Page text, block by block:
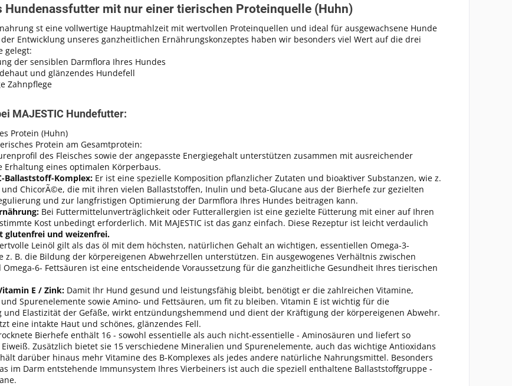
Hundenassfutter mit nur einer tierischen Proteinquelle (Huhn)
st eine vollwertige Hauptmahlzeit mit wertvollen Proteinquellen und ideal für ausgewachsene Hunde
der Entwicklung unseres ganzheitlichen Ernährungskonzeptes haben wir besonders viel Wert auf die drei
gelegt:
der sensiblen Darmflora Ihres Hundes
und glänzendes Hundefell
Zahnpflege
MAJESTIC Hundefutter:
Protein (Huhn)
Protein am Gesamtprotein:
des Fleisches sowie der angepasste Energiegehalt unterstützen zusammen mit ausreichender
Erhaltung eines optimalen Körperbaus.
Ballaststoff-Komplex: Er ist eine spezielle Komposition pflanzlicher Zutaten und bioaktiver Substanzen, wie z.
und ChicorÃ©e, die mit ihren vielen Ballaststoffen, Inulin und beta-Glucane aus der Bierhefe zur gezielten
und zur langfristigen Optimierung der Darmflora Ihres Hundes beitragen kann.
Bei Futtermittelunverträglichkeit oder Futterallergien ist eine gezielte Fütterung mit einer auf Ihren
Kost unbedingt erforderlich. Mit MAJESTIC ist das ganz einfach. Diese Rezeptur ist leicht verdaulich
glutenfrei und weizenfrei.
Leinöl gilt als das öl mit dem höchsten, natürlichen Gehalt an wichtigen, essentiellen Omega-3-
z. B. die Bildung der körpereigenen Abwehrzellen unterstützen. Ein ausgewogenes Verhältnis zwischen
Omega-6- Fettsäuren ist eine entscheidende Voraussetzung für die ganzheitliche Gesundheit Ihres tierischen
E / Zink: Damit Ihr Hund gesund und leistungsfähig bleibt, benötigt er die zahlreichen Vitamine,
Spurenelemente sowie Amino- und Fettsäuren, um fit zu bleiben. Vitamin E ist wichtig für die
und Elastizität der Gefäße, wirkt entzündungshemmend und dient der Kräftigung der körpereigenen Abwehr.
eine intakte Haut und schönes, glänzendes Fell.
Bierhefe enthält 16 - sowohl essentielle als auch nicht-essentielle - Aminosäuren und liefert so
Zusätzlich bietet sie 15 verschiedene Mineralien und Spurenelemente, auch das wichtige Antioxidans
darüber hinaus mehr Vitamine des B-Komplexes als jedes andere natürliche Nahrungsmittel. Besonders
im Darm entstehende Immunsystem Ihres Vierbeiners ist auch die speziell enthaltene Ballaststoffgruppe -